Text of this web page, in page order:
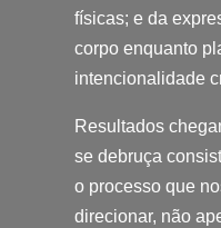
físicas; e da
corpo enquanto
intencionalidade
Resultados
se debruça
o processo que
direcionar, não